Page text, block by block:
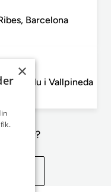
Barcelona
till salu i Vallpineda
efter?
×